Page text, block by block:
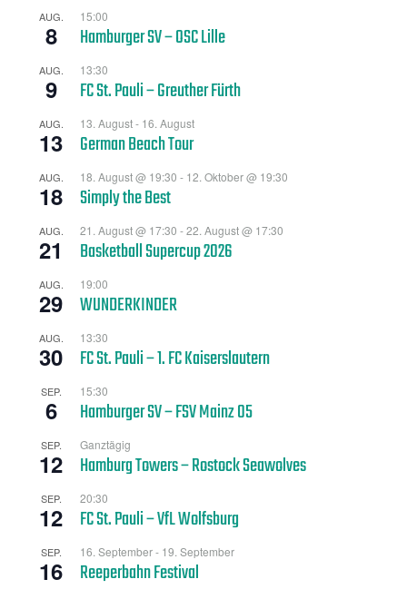
AUG.
8
15:00
Hamburger SV – OSC Lille
AUG.
9
13:30
FC St. Pauli – Greuther Fürth
AUG.
13
13. August- 16. August
German Beach Tour
AUG.
18
18. August @ 19:30 - 12. Oktober @ 19:30
Simply the Best
AUG.
21
21. August @ 17:30 -22. August @ 17:30
Basketball Supercup 2026
AUG.
29
19:00
WUNDERKINDER
AUG.
30
13:30
FC St. Pauli – 1. FC Kaiserslautern
SEP.
6
15:30
Hamburger SV – FSV Mainz 05
SEP.
12
Ganztägig
Hamburg Towers – Rostock Seawolves
SEP.
12
20:30
FC St. Pauli – VfL Wolfsburg
SEP.
16
16. September- 19. September
Reeperbahn Festival